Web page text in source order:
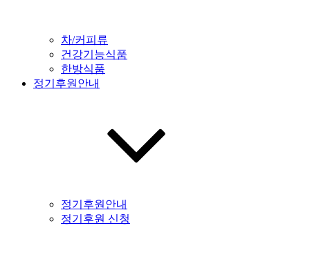
차/커피류
건강기능식품
한방식품
정기후원안내
정기후원안내
정기후원 신청